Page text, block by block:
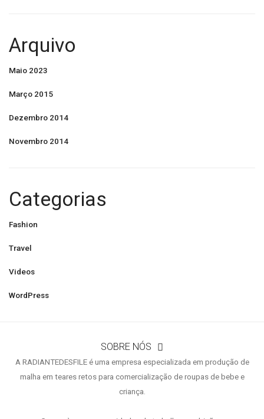
Arquivo
Maio 2023
Março 2015
Dezembro 2014
Novembro 2014
Categorias
Fashion
Travel
Videos
WordPress
SOBRE NÓS
A RADIANTEDESFILE é uma empresa especializada em produção de
malha em teares retos para comercialização de roupas de bebe e
criança.